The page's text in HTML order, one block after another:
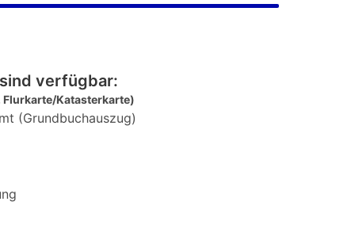
verfügbar:
Flurkarte/Katasterkarte)
(Grundbuchauszug)